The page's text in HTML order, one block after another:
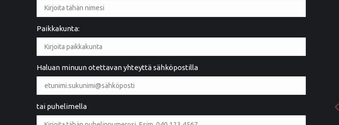
Paikkakunta:
Haluan minuun otettavan yhteyttä sähköpostilla
tai puhelimella
2 years ago
Ystävällinen palvelu. Hyvä työnlaatu
3 months ago
huolellisesta työstä, sekä ystävällisestä